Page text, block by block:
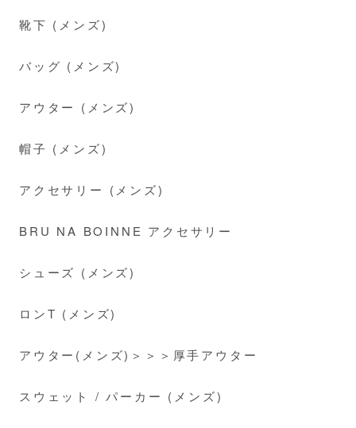
靴下 (メンズ)
バッグ (メンズ)
アウター (メンズ)
帽子 (メンズ)
アクセサリー (メンズ)
BRU NA BOINNE アクセサリー
シューズ (メンズ)
ロンT (メンズ)
アウター(メンズ)＞＞＞厚手アウター
スウェット / パーカー (メンズ)